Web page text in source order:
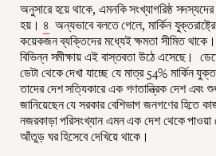
অনুসারে হয়ে থাকে, এমনকি সংখ্যাগরিষ্ঠ
হয়। ৪ অন্যভাবে বলতে গেলে, মার্কিন
কয়েকজন ব্যক্তিদের মধ্যেই ক্ষমতা সীমিত
বিভিন্ন সমীক্ষায় এই বাস্তবতা উঠে এসেছে।
ডেটা থেকে দেখা যাচ্ছে যে মাত্র 54% মার্কিন
তাদের দেশ সত্যিকারে এক গণতান্ত্রিক দেশ এবং
জানিয়েছেন যে সরকার বেশিভাগ জনগণের হিতে
নজরকাড়া পরিসংখ্যান এমন এক দেশ থেকে পাওয়া
আঁতুড় ঘর হিসেবে দেখিয়ে থাকে।